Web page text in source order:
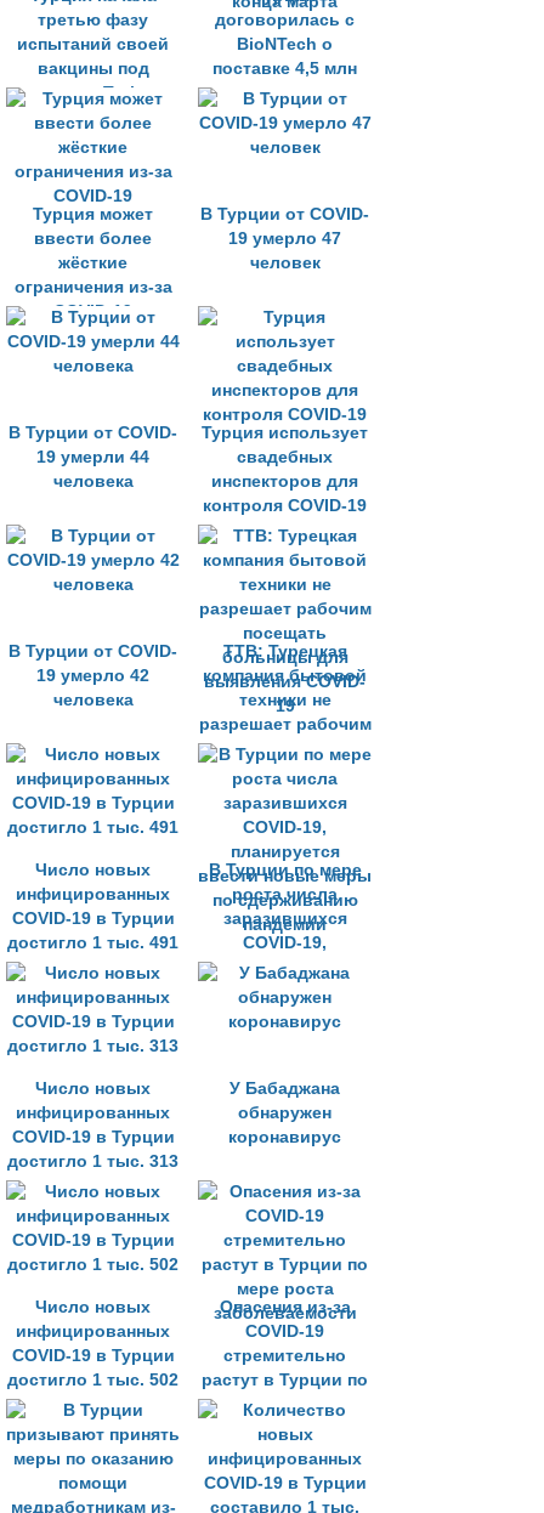
третью фазу
испытаний своей
вакцины под
названием Turkovac
договорилась с
BioNTech о
поставке 4,5 млн
доз вакцины до
конца марта
Турция может
ввести более
жёсткие
ограничения из-за
COVID-19
В Турции от COVID-
19 умерло 47
человек
В Турции от COVID-
19 умерли 44
человека
Турция использует
свадебных
инспекторов для
контроля COVID-19
В Турции от COVID-
19 умерло 42
человека
TTB: Турецкая
компания бытовой
техники не
разрешает рабочим
посещать
больницы для
выявления COVID-
19
Число новых
инфицированных
COVID-19 в Турции
достигло 1 тыс. 491
В Турции по мере
роста числа
заразившихся
COVID-19,
планируется
ввести новые меры
по сдерживанию
Число новых
инфицированных
COVID-19 в Турции
достигло 1 тыс. 313
У Бабаджана
обнаружен
коронавирус
Число новых
инфицированных
COVID-19 в Турции
достигло 1 тыс. 502
Опасения из-за
COVID-19
стремительно
растут в Турции по
мере роста
заболеваемости